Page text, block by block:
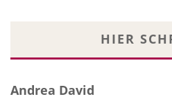
HIER
Andrea David